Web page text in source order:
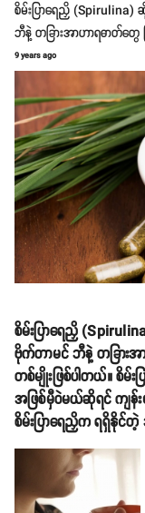
စိမ်းပြာရေညှိ (Spirulina)
ဘီနဲ့ တခြားအာဟာရဓာတ်တွေ
9 years ago
စိမ်းပြာရေညှိ
ဗိုက်တာမင် ဘီနဲ့ တခြား
တစ်မျိုးဖြစ်ပါတယ်။ စိမ်
အဖြစ်မှီဝဲမယ်ဆိုရင် ကျန်းမ
စိမ်းပြာရေညှိက ရရှိနိုင်